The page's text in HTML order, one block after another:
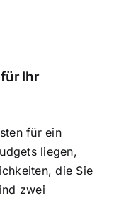
Ihr
für ein
liegen,
die Sie
zwei